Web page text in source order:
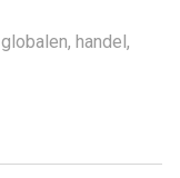
globalen, handel,